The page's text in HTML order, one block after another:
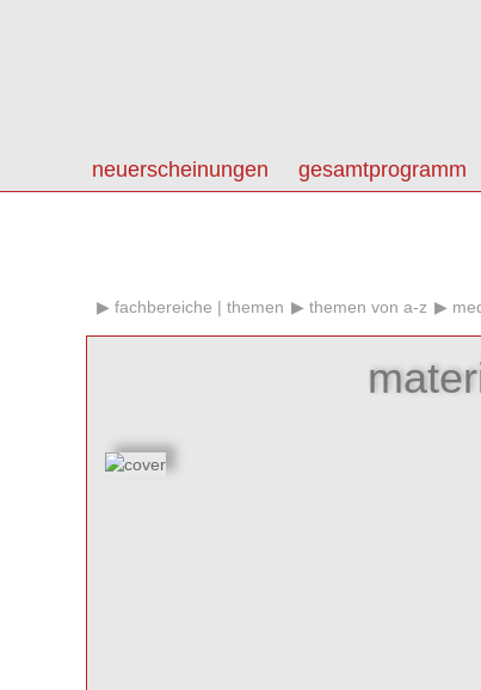
neuerscheinungen gesamtprogramm
fachbereiche | themen themen von a-z